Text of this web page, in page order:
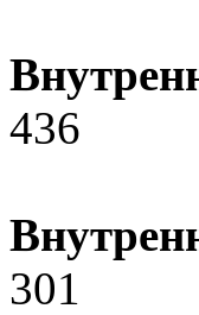
436
301